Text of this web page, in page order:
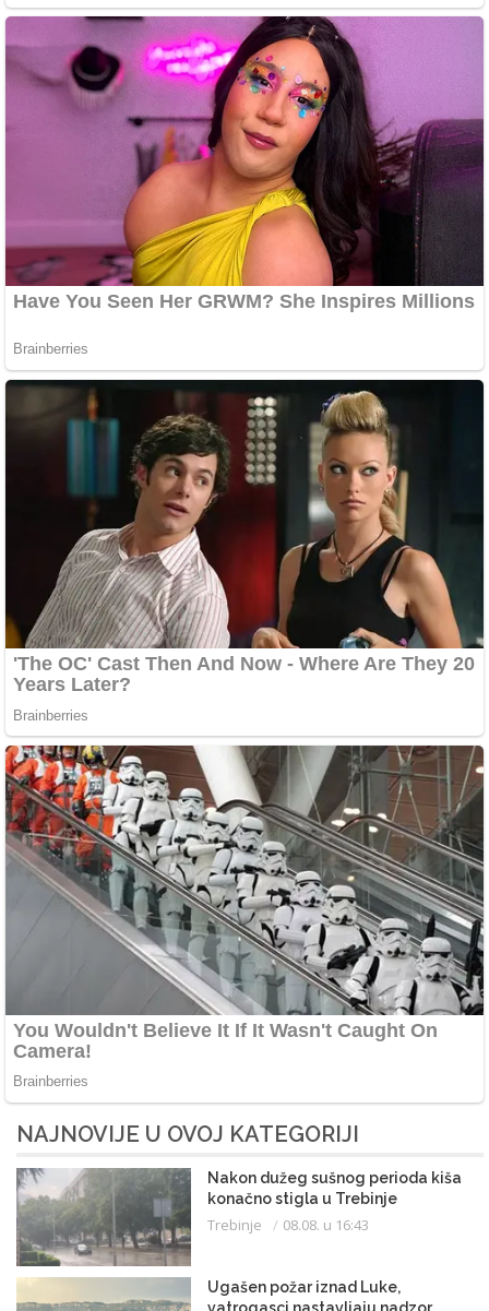
NAJNOVIJE U OVOJ KATEGORIJI
Nakon dužeg sušnog perioda kiša
konačno stigla u Trebinje
Trebinje 08.08. u 16:43
Ugašen požar iznad Luke,